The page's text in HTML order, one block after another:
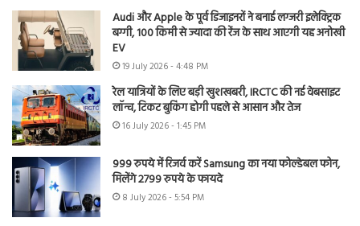
Audi और Apple के पूर्व डिजाइनरों ने बनाई लग्जरी इलेक्ट्रिक
बग्गी, 100 किमी से ज्यादा की रेंज के साथ आएगी यह अनोखी
EV
19 July 2026 - 4:48 PM
रेल यात्रियों के लिए बड़ी खुशखबरी, IRCTC की नई वेबसाइट
लॉन्च, टिकट बुकिंग होगी पहले से आसान और तेज
16 July 2026 - 1:45 PM
999 रुपये में रिजर्व करें Samsung का नया फोल्डेबल फोन,
मिलेंगे 2799 रुपये के फायदे
8 July 2026 - 5:54 PM